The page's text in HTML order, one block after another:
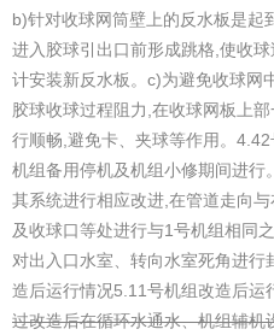
b)针对收球网筒壁上的反水板是起
进入胶球引出口前形成跳格,使收
计安装新反水板。 c)为避免收球网
胶球收球过程阻力,在收球网板上
行顺畅,避免卡、夹球等作用。 4.42
机组备用停机及机组小修期间进
其系统进行相应改进,在管道走向
及收球口等处进行与1号机组相同
对出入口水室、转向水室死角进行
造后运行情况5.11号机组改造后运
过改造后在循环水通水、机组辅